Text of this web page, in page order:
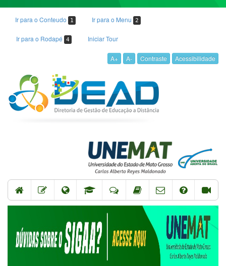
Ir para o Conteudo 1 Ir para o Menu 2
Ir para o Rodapé 4 Iniciar Tour
A+ A- Contraste Acessibilidade